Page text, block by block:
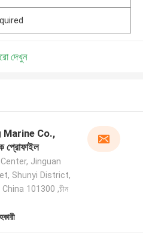
দেখুন
Co.,
প্রোফাইল
Jinguan
Shunyi District,
101300 ,চীন